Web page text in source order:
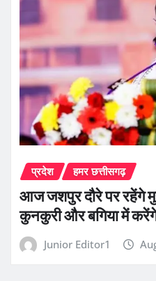
प्रदेश हमर छत्तीसगढ़
आज जशपुर दौरे पर रहेंगे
कुनकुरी और बगिया में
Junior Editor1